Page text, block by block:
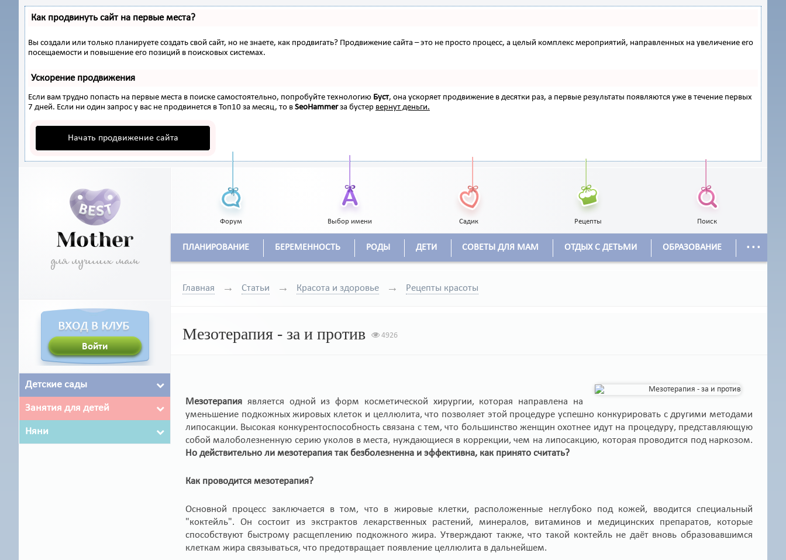
Как продвинуть сайт на первые места?
Вы создали или только планируете создать свой сайт, но не знаете, как продвигать? Продвижение сайта – это не просто процесс, а целый комплекс мероприятий, направленных на увеличение его
посещаемости и повышение его позиций в поисковых системах.
Ускорение продвижения
Если вам трудно попасть на первые места в поиске самостоятельно, попробуйте технологию Буст, она ускоряет продвижение в десятки раз, а первые результаты появляются уже в течение первых
7 дней. Если ни один запрос у вас не продвинется в Топ10 за месяц, то в SeoHammerза бустер вернут деньги.
Начать продвижение сайта
Детские сады
Занятия для детей
Няни
Форум Выбор имени Садик Рецепты Поиск
...
ПЛАНИРОВАНИЕ БЕРЕМЕННОСТЬ РОДЫ ДЕТИ СОВЕТЫ ДЛЯ МАМ ОТДЫХ С ДЕТЬМИ ОБРАЗОВАНИЕ
Главная Статьи Красота и здоровье Рецепты красоты
Мезотерапия - за и против 4926
Мезотерапия является одной из форм косметической хирургии, которая направлена на
уменьшение подкожных жировых клеток и целлюлита, что позволяет этой процедуре успешно конкурировать с другими методами
липосакции. Высокая конкурентоспособность связана с тем, что большинство женщин охотнее идут на процедуру, представляющую
собой малоболезненную серию уколов в места, нуждающиеся в коррекции, чем на липосакцию, которая проводится под наркозом.
Но действительно ли мезотерапия так безболезненна и эффективна, как принято считать?
Как проводится мезотерапия?
Основной процесс заключается в том, что в жировые клетки, расположенные неглубоко под кожей, вводится специальный
"коктейль". Он состоит из экстрактов лекарственных растений, минералов, витаминов и медицинских препаратов, которые
способствуют быстрому расщеплению подкожного жира. Утверждают также, что такой коктейль не даёт вновь образовавшимся
клеткам жира связываться, что предотвращает появление целлюлита в дальнейшем.